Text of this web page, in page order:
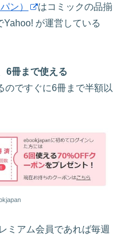
ン）
はコミックの品揃
が運営している
6冊まで使える
のですぐに6冊まで半額以
ミアム会員であれば毎週